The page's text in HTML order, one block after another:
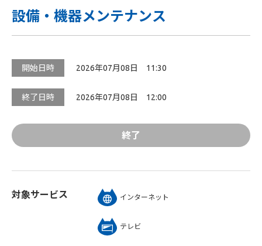
設備・機器メンテナンス
開始日時 2026年07月08日 11:30
終了日時 2026年07月08日 12:00
終了
対象サービス インターネット
テレビ